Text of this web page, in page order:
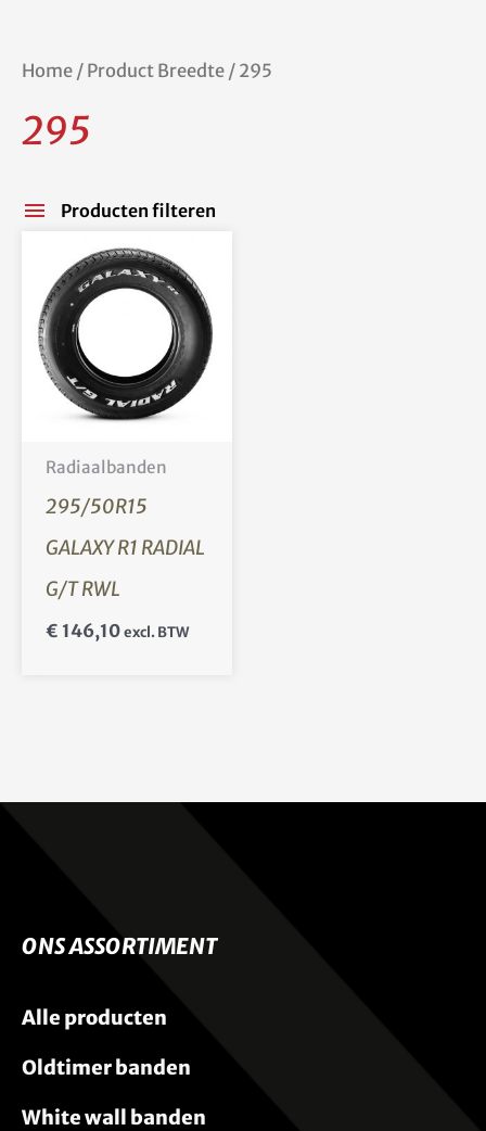
Home/ Product Breedte / 295
295
Producten filteren
Radiaalbanden
295/50R15
GALAXY R1 RADIAL
G/T RWL
€ 146,10 excl. BTW
ONS ASSORTIMENT
Alle producten
Oldtimer banden
White wall banden